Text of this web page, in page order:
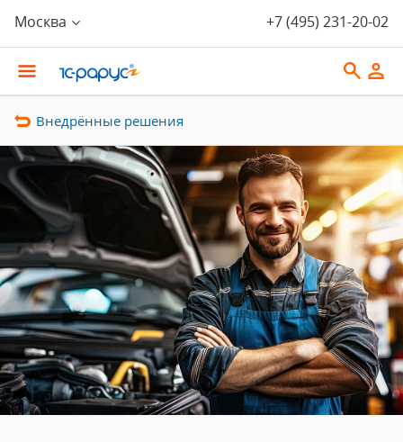
Москва +7 (495) 231-20-02
Внедрённые решения